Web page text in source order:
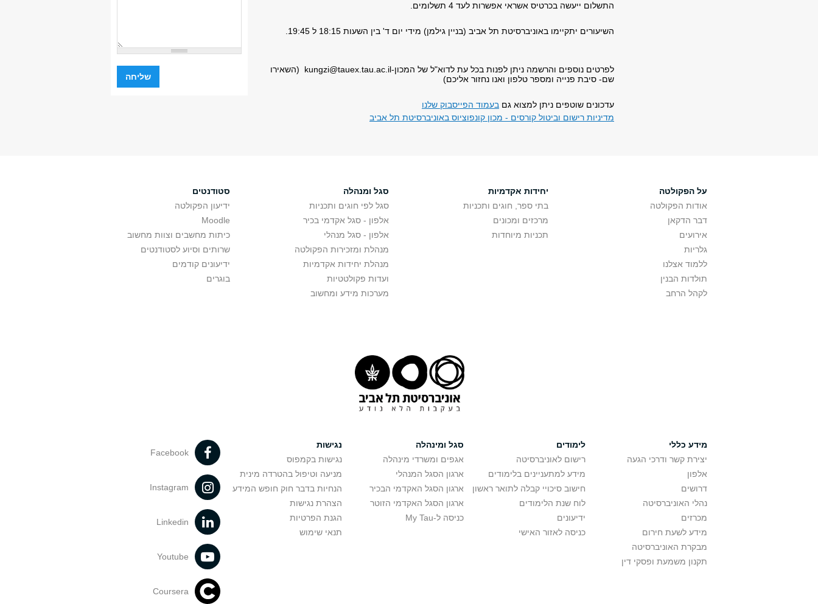
התשלום ייעשה בכרטיס אשראי אפשרות לעד 4 תשלומים.
השיעורים יתקיימו באוניברסיטת תל אביב (בניין גילמן) מידי יום ד' בין השעות 18:15 ל 19:45.
לפרטים נוספים והרשמה ניתן לפנות בכל עת לדוא"ל של המכון-kungzi@tauex.tau.ac.il (השאירו
שם- סיבת פנייה ומספר טלפון ואנו נחזור אליכם)
עדכונים שוטפים ניתן למצוא גם בעמוד הפייסבוק שלנו
מדיניות רישום וביטול קורסים - מכון קונפוציוס באוניברסיטת תל אביב
על הפקולטה
אודות הפקולטה
דבר הדקאן
אירועים
גלריות
ללמוד אצלנו
תולדות הבנין
לקהל הרחב
יחידות אקדמיות
בתי ספר, חוגים ותכניות
מרכזים ומכונים
תכניות מיוחדות
סגל ומנהלה
סגל לפי חוגים ותכניות
אלפון - סגל אקדמי בכיר
אלפון - סגל מנהלי
מנהלת ומזכירות הפקולטה
מנהלת יחידות אקדמיות
ועדות פקולטטיות
מערכות מידע ומחשוב
סטודנטים
ידיעון הפקולטה
Moodle
כיתות מחשבים וצוות מחשוב
שרותים וסיוע לסטודנטים
ידיעונים קודמים
בוגרים
מידע כללי
יצירת קשר ודרכי הגעה
אלפון
דרושים
נהלי האוניברסיטה
מכרזים
מידע לשעת חירום
מבקרת האוניברסיטה
תקנון משמעת ופסקי דין
לימודים
רישום לאוניברסיטה
מידע למתעניינים בלימודים
חישוב סיכויי קבלה לתואר ראשון
לוח שנת הלימודים
ידיעונים
כניסה לאזור האישי
סגל ומינהלה
אגפים ומשרדי מינהלה
ארגון הסגל המנהלי
ארגון הסגל האקדמי הבכיר
ארגון הסגל האקדמי הזוטר
כניסה ל-My Tau
נגישות
נגישות בקמפוס
מניעה וטיפול בהטרדה מינית
הנחיות בדבר חוק חופש המידע
הצהרת נגישות
הגנת הפרטיות
תנאי שימוש
Facebook
Instagram
Linkedin
Youtube
Coursera